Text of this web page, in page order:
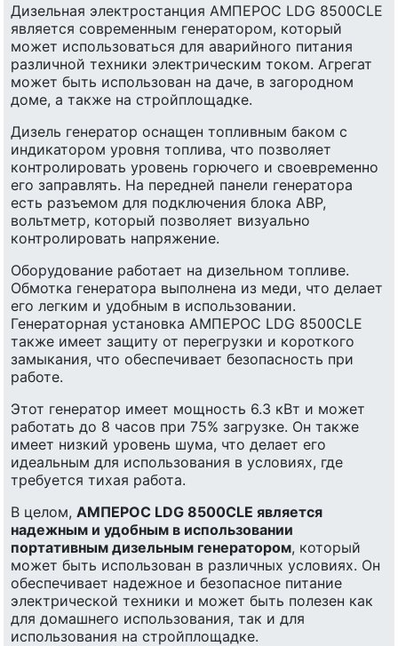
Дизельная электростанция АМПЕРОС LDG 8500CLE
является современным генератором, который
может использоваться для аварийного питания
различной техники электрическим током. Агрегат
может быть использован на даче, в загородном
доме, а также на стройплощадке.
Дизель генератор оснащен топливным баком с
индикатором уровня топлива, что позволяет
контролировать уровень горючего и своевременно
его заправлять. На передней панели генератора
есть разъемом для подключения блока АВР,
вольтметр, который позволяет визуально
контролировать напряжение.
Оборудование работает на дизельном топливе.
Обмотка генератора выполнена из меди, что делает
его легким и удобным в использовании.
Генераторная установка АМПЕРОС LDG 8500CLE
также имеет защиту от перегрузки и короткого
замыкания, что обеспечивает безопасность при
работе.
Этот генератор имеет мощность 6.3 кВт и может
работать до 8 часов при 75% загрузке. Он также
имеет низкий уровень шума, что делает его
идеальным для использования в условиях, где
требуется тихая работа.
В целом, АМПЕРОС LDG 8500CLE является
надежным и удобным в использовании
портативным дизельным генератором, который
может быть использован в различных условиях. Он
обеспечивает надежное и безопасное питание
электрической техники и может быть полезен как
для домашнего использования, так и для
использования на стройплощадке.